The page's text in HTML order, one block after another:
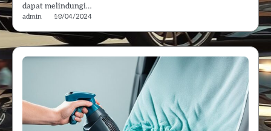
dapat melindungi…
admin 10/04/2024